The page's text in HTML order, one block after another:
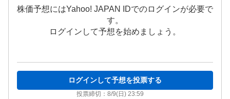
株価予想にはYahoo! JAPAN IDでのログインが必要で
す。
ログインして予想を始めましょう。
ログインして予想を投票する
投票締切： 8/9(日) 23:59